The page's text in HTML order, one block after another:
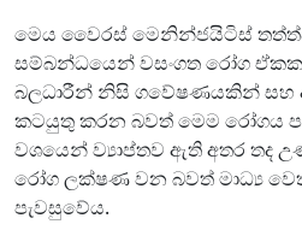
මෙය වෛරස් මෙනින්ජයිටිස්
සම්බන්ධයෙන් වසංගත රෝග
බලධාරීන් නිසි ගවේෂණ‍යකින්
කටයුතු කරන බවත් මෙම රෝගය
වශයෙන් ව්‍යාප්තව ඇති අතර තද
රෝග ලක්ෂණ වන බවත් මාධ්‍ය
පැවසුවේය.